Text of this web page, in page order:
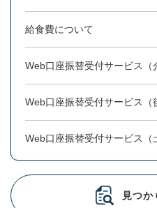
給食費について
Web口座振替受付サービス（
Web口座振替受付サービス（
Web口座振替受付サービス（
見つ